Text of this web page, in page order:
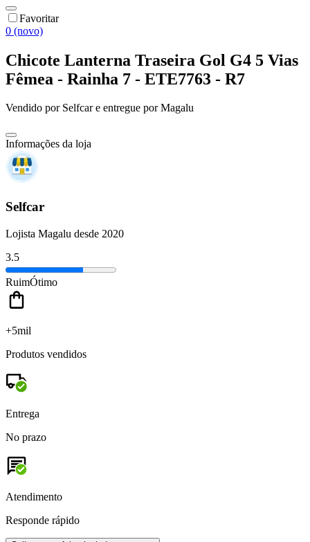
Favoritar
0 (novo)
Chicote Lanterna Traseira Gol G4 5 Vias
Fêmea - Rainha 7 - ETE7763 - R7
Vendido por Selfcare entregue por Magalu
Informações da loja
Selfcar
Lojista Magalu desde 2020
3.5
RuimÓtimo
+5mil
Produtos vendidos
Entrega
No prazo
Atendimento
Responde rápido